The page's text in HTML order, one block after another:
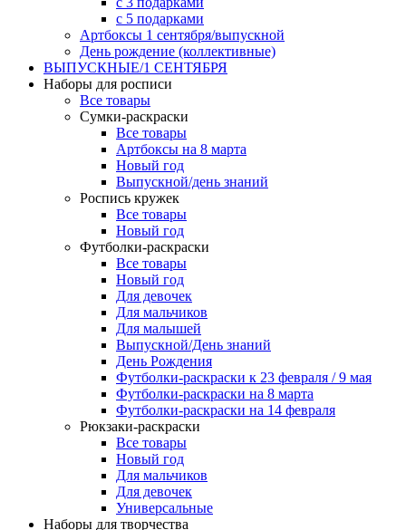
с 5 подарками
Артбоксы 1 сентября/выпускной
День рождение (коллективные)
ВЫПУСКНЫЕ/1 СЕНТЯБРЯ
Наборы для росписи
Все товары
Сумки-раскраски
Все товары
Артбоксы на 8 марта
Новый год
Выпускной/день знаний
Роспись кружек
Все товары
Новый год
Футболки-раскраски
Все товары
Новый год
Для девочек
Для мальчиков
Для малышей
Выпускной/День знаний
День Рождения
Футболки-раскраски к 23 февраля / 9 мая
Футболки-раскраски на 8 марта
Футболки-раскраски на 14 февраля
Рюкзаки-раскраски
Все товары
Новый год
Для мальчиков
Для девочек
Универсальные
Наборы для творчества